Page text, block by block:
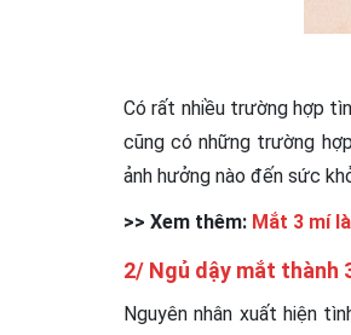
Có rất nhiều trường hợp
cũng có những trường
ảnh hưởng nào đến sức
>> Xem thêm: Mắt 3 mí
2/ Ngủ dậy mắt thành
Nguyên nhân xuất hiện